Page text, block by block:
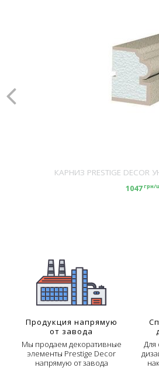
КАРНИЗ PRESTIGE
1047грн/
Продукция напрямую
от завода
Мы продаем декоративные
элементы Prestige Decor
напрямую от завода
Для